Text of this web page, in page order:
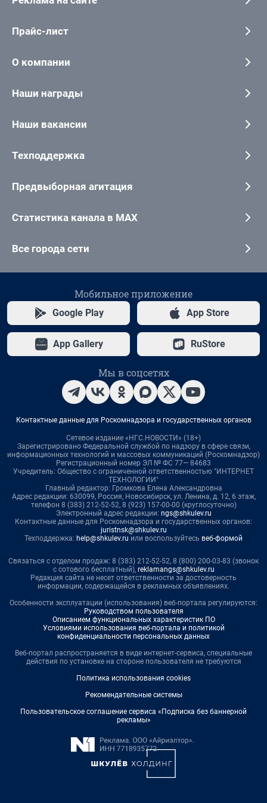
Прайс-лист
О компании
Наши награды
Наши вакансии
Техподдержка
Предвыборная агитация
Статистика канала в MAX
Все города сети
Мобильное приложение
Google Play App Store
App Gallery RuStore
Мы в соцсетях
Контактные данные для Роскомнадзора и государственных органов
Сетевое издание «НГС.НОВОСТИ» (18+)
Зарегистрировано Федеральной службой по надзору в сфере связи,
информационных технологий и массовых коммуникаций (Роскомнадзор)
Регистрационный номер ЭЛ № ФС 77— 84683
Учредитель: Общество с ограниченной ответственностью "ИНТЕРНЕТ
ТЕХНОЛОГИИ"
Главный редактор: Громкова Елена Александровна
Адрес редакции: 630099, Россия, Новосибирск, ул. Ленина, д. 12, 6 этаж,
телефон 8 (383) 212-52-52, 8 (923) 157-00-00 (круглосуточно)
Электронный адрес редакции: ngs@shkulev.ru
Контактные данные для Роскомнадзора и государственных органов:
juristnsk@shkulev.ru
Техподдержка: help@shkulev.ru или воспользуйтесь веб-формой
Связаться с отделом продаж: 8 (383) 212-52-52, 8 (800) 200-03-83 (звонок
с сотового бесплатный), reklamangs@shkulev.ru
Редакция сайта не несет ответственности за достоверность
информации, содержащейся в рекламных объявлениях.
Особенности эксплуатации (использования) веб-портала регулируются:
Руководством пользователя
Описанием функциональных характеристик ПО
Условиями использования веб-портала и политикой
конфиденциальности персональных данных
Веб-портал распространяется в виде интернет-сервиса, специальные
действия по установке на стороне пользователя не требуются
Политика использования cookies
Рекомендательные системы
Пользовательское соглашение сервиса «Подписка без баннерной
рекламы»